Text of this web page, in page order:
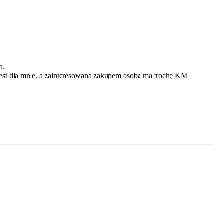
dla mnie, a zainteresowana zakupem osoba ma trochę KM